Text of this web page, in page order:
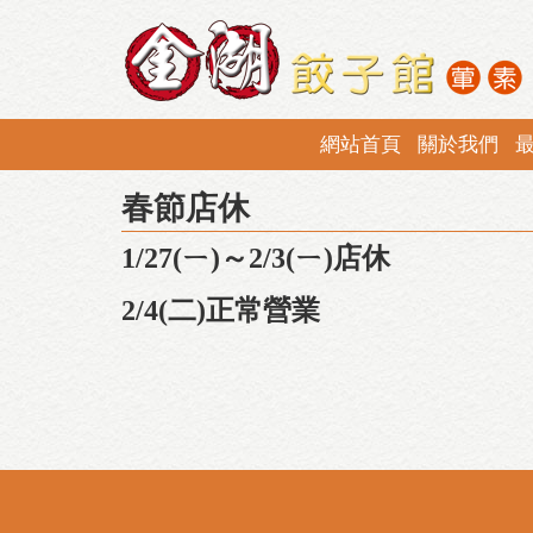
網站首頁 關於我們
春節店休
1/27(ㄧ)～2/3(ㄧ)店休
2/4(二)正常營業